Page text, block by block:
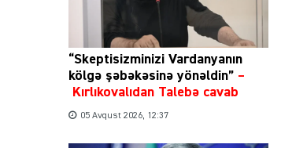
“Skeptisizminizi Vardanyanın
kölgə şəbəkəsinə yönəldin” –
Kırlıkovalıdan Talebə cavab
05 Avqust 2026, 12:37